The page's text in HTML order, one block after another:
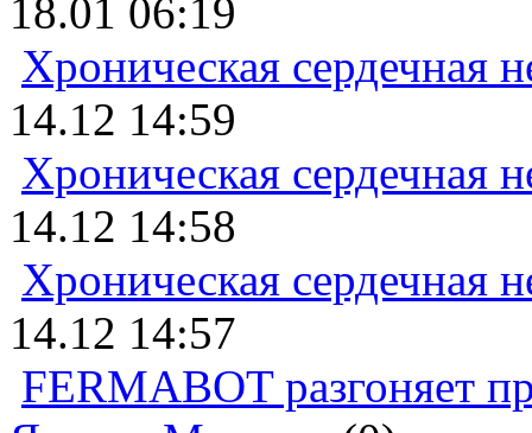
18.01 06:19
Хроническая сердечная
14.12 14:59
Хроническая сердечная
14.12 14:58
Хроническая сердечная
14.12 14:57
FERMABOT разгоняет